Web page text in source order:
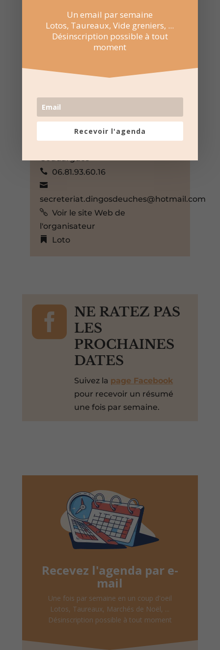
Salle des rencontres –
Chem. des Combes,
Goudargues, Gard, 30630, France,
+ Google Map
06.81.93.60.16
secreteriat.dingosdeuches@hotmail.com
Voir le site Web de
l'organisateur
Loto

NE RATEZ PAS
LES
PROCHAINES
DATES
Suivez la page Facebook
pour recevoir un résumé
une fois par semaine.
Recevez l'agenda par e-
mail
Une fois par semaine en un coup d'oeil
Lotos, Taureaux, Marchés de Noël, ...
Désinscription possible à tout moment
Un email par semaine
Lotos, Taureaux, Vide greniers, ...
Désinscription possible à tout
moment
Recevoir l'agenda